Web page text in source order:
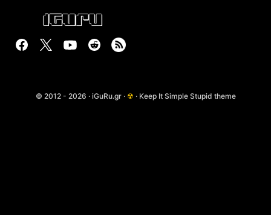
© 2012 - 2026 · iGuRu.gr · ☢ · Keep It Simple Stupid theme